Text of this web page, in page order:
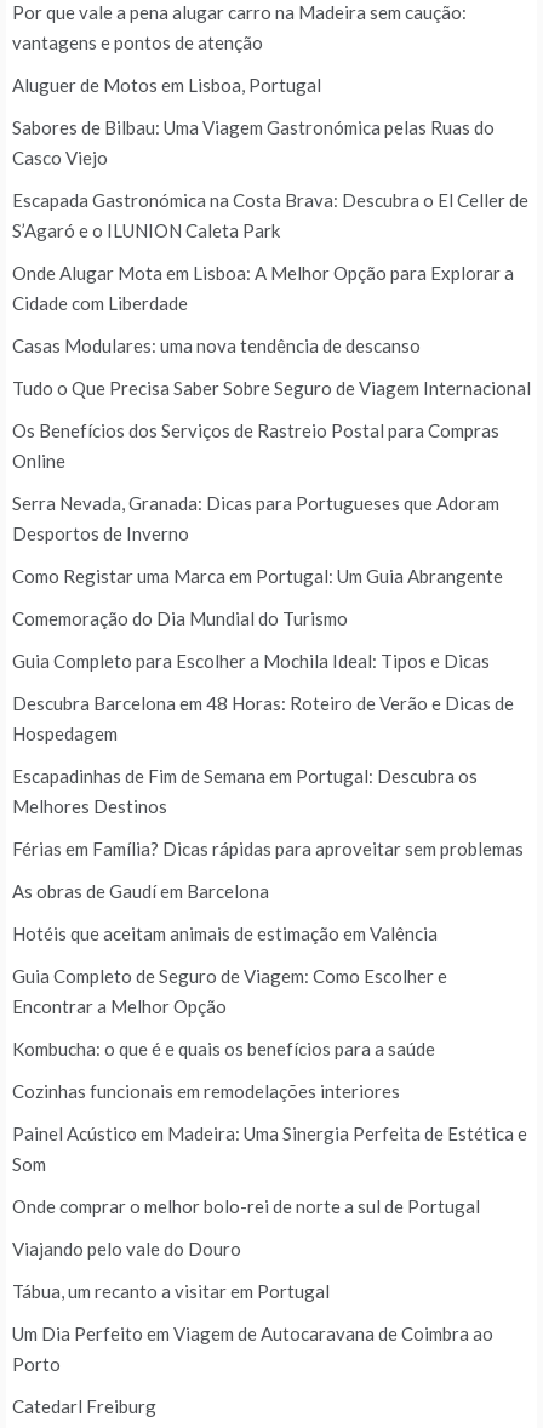
Por que vale a pena alugar carro na Madeira sem caução:
vantagens e pontos de atenção
Aluguer de Motos em Lisboa, Portugal
Sabores de Bilbau: Uma Viagem Gastronómica pelas Ruas do
Casco Viejo
Escapada Gastronómica na Costa Brava: Descubra o El Celler de
S’Agaró e o ILUNION Caleta Park
Onde Alugar Mota em Lisboa: A Melhor Opção para Explorar a
Cidade com Liberdade
Casas Modulares: uma nova tendência de descanso
Tudo o Que Precisa Saber Sobre Seguro de Viagem Internacional
Os Benefícios dos Serviços de Rastreio Postal para Compras
Online
Serra Nevada, Granada: Dicas para Portugueses que Adoram
Desportos de Inverno
Como Registar uma Marca em Portugal: Um Guia Abrangente
Comemoração do Dia Mundial do Turismo
Guia Completo para Escolher a Mochila Ideal: Tipos e Dicas
Descubra Barcelona em 48 Horas: Roteiro de Verão e Dicas de
Hospedagem
Escapadinhas de Fim de Semana em Portugal: Descubra os
Melhores Destinos
Férias em Família? Dicas rápidas para aproveitar sem problemas
As obras de Gaudí em Barcelona
Hotéis que aceitam animais de estimação em Valência
Guia Completo de Seguro de Viagem: Como Escolher e
Encontrar a Melhor Opção
Kombucha: o que é e quais os benefícios para a saúde
Cozinhas funcionais em remodelações interiores
Painel Acústico em Madeira: Uma Sinergia Perfeita de Estética e
Som
Onde comprar o melhor bolo-rei de norte a sul de Portugal
Viajando pelo vale do Douro
Tábua, um recanto a visitar em Portugal
Um Dia Perfeito em Viagem de Autocaravana de Coimbra ao
Porto
Catedarl Freiburg